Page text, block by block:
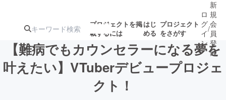
プロジェクトを掲
載するには
はじ
める
プロジェクト
をさがす
注目の新着プロ
募集終了が近いプ
ロ
グ
イ
ン
/
新
規
会
員
登
録
【難病でもカウンセラーになる夢を
叶えたい】VTuberデビュープロジェ
クト！